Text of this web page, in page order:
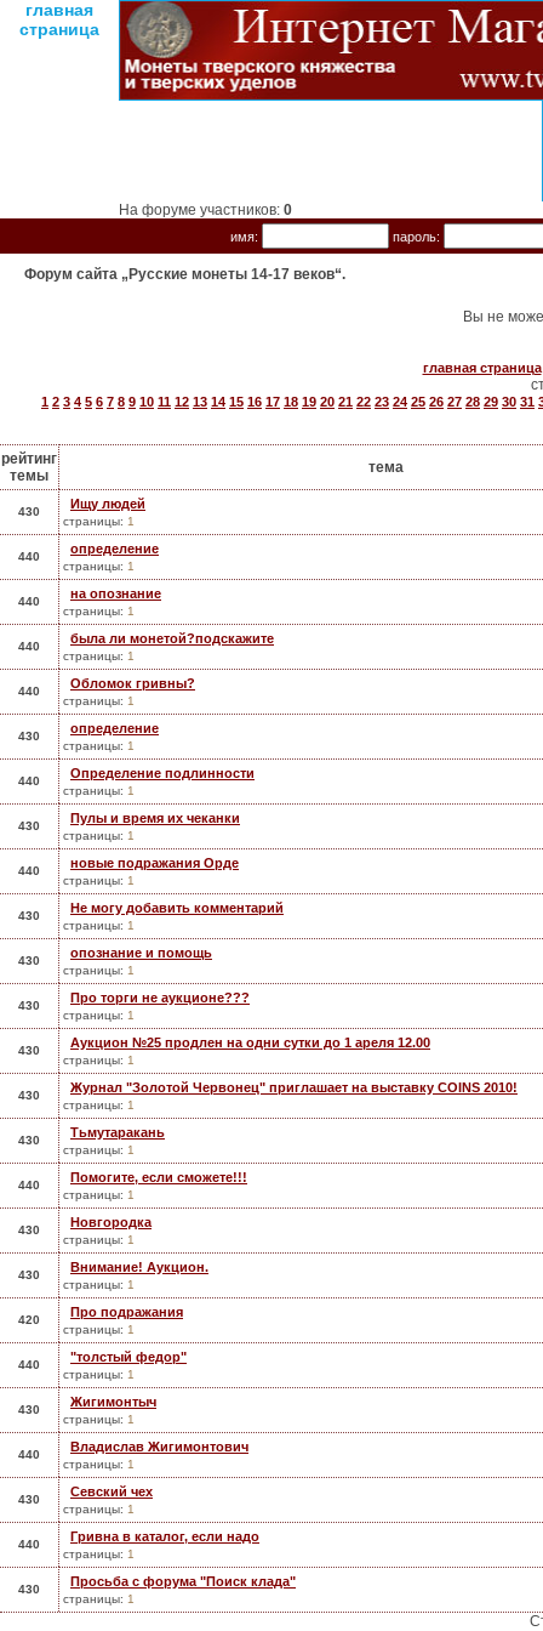
главная
страница
На форуме участников: 0
имя: пароль:
Форум сайта „Русские монеты 14-17 веков“.
Вы не
главная страница
1 2 3 4 5 6 7 8 9 10 11 12 13 14 15 16 17 18 19 20 21 22 23 24 25 26 27 28 29 30 31
рейтинг
темы
тема
430
Ищу людей
страницы: 1
440
определение
страницы: 1
440
на опознание
страницы: 1
440
была ли монетой?подскажите
страницы: 1
440
Обломок гривны?
страницы: 1
430
определение
страницы: 1
440
Определение подлинности
страницы: 1
430
Пулы и время их чеканки
страницы: 1
440
новые подражания Орде
страницы: 1
430
Не могу добавить комментарий
страницы: 1
430
опознание и помощь
страницы: 1
430
Про торги не аукционе???
страницы: 1
430
Аукцион №25 продлен на одни сутки до 1 ареля 12.00
страницы: 1
430
Журнал "Золотой Червонец" приглашает на выставку COINS 2010!
страницы: 1
430
Тьмутаракань
страницы: 1
440
Помогите, если сможете!!!
страницы: 1
430
Новгородка
страницы: 1
430
Внимание! Аукцион.
страницы: 1
420
Про подражания
страницы: 1
440
"толстый федор"
страницы: 1
430
Жигимонтыч
страницы: 1
440
Владислав Жигимонтович
страницы: 1
430
Севский чех
страницы: 1
440
Гривна в каталог, если надо
страницы: 1
430
Просьба с форума "Поиск клада"
страницы: 1